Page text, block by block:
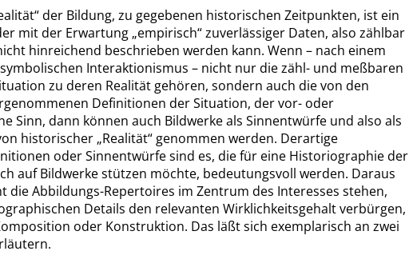
“der Bildung, zu gegebenen historischen Zeitpunkten, ist ein
mit der Erwartung „empirisch“zuverlässiger Daten, also zählbar
hinreichend beschrieben werden kann. Wenn – nach einem
Interaktionismus – nicht nur die zähl- und meßbaren
zu deren Realität gehören, sondern auch die von den
Definitionen der Situation, der vor- oder
Sinn, dann können auch Bildwerke als Sinnentwürfe und also als
historischer „Realität“ genommen werden. Derartige
oder Sinnentwürfe sind es, die für eine Historiographieder
auf Bildwerke stützen möchte, bedeutungsvoll werden. Daraus
dieAbbildungs-Repertoires im Zentrum des Interesses stehen,
Details den relevanten Wirklichkeitsgehalt verbürgen,
oder Konstruktion. Das läßt sich exemplarisch an zwei